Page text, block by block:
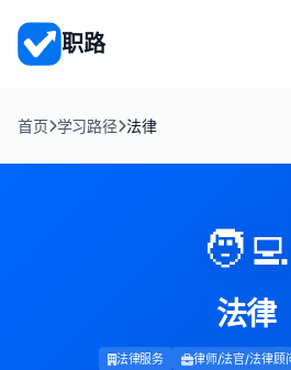
职路
首页 学习路径 法律
🧑‍💻
法律
法律服务
律师/法官/法律顾